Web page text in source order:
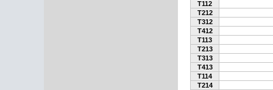
T112
T212
T312
T412
T113
T213
T313
T413
T114
T214